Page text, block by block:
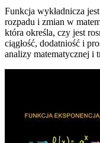
Funkcja wykładnicza
rozpadu i zmian w
która określa, czy jest
ciągłość, dodatniość i
analizy matematycznej i